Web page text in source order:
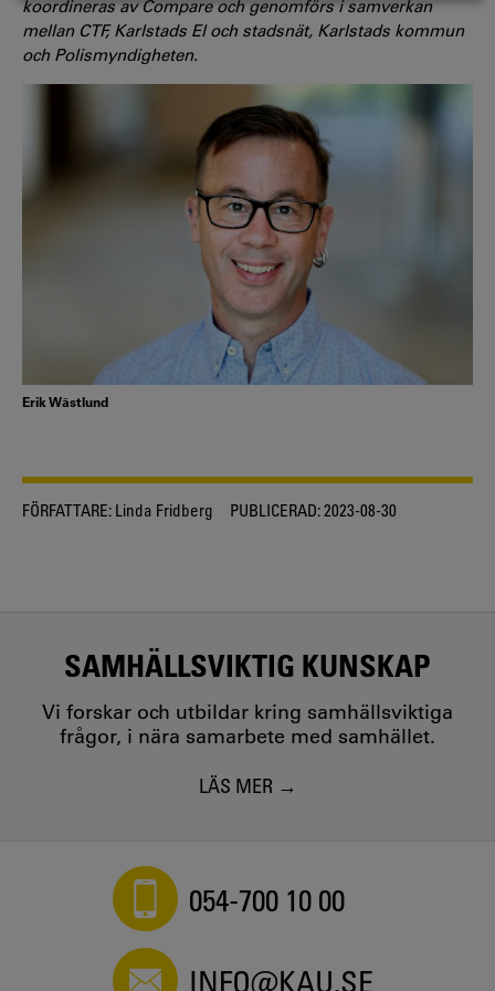
koordineras av Compare och genomförs i samverkan
mellan CTF, Karlstads El och stadsnät, Karlstads kommun
och Polismyndigheten.
Erik Wästlund
FÖRFATTARE: Linda Fridberg PUBLICERAD:2023-08-30
SAMHÄLLSVIKTIG KUNSKAP
Vi forskar och utbildar kring samhällsviktiga
frågor, i nära samarbete med samhället.
LÄS MER
054-700 10 00
INFO@KAU.SE